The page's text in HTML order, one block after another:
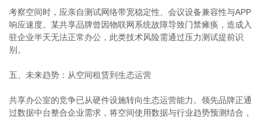
考察空间时，应亲自测试网络带宽稳定性、会议设备兼容性与APP
响应速度。某共享品牌曾因物联网系统故障导致门禁瘫痪，造成入
驻企业半天无法正常办公，此类技术风险需通过压力测试提前识
别。
五、未来趋势：从空间租赁到生态运营
共享办公室的竞争已从硬件设施转向生态运营能力。领先品牌正通
过数据中台整合企业需求，将空间使用数据与行业趋势预测结合，